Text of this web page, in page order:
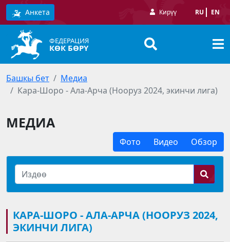
Анкета Кирүү RU EN
ФЕДЕРАЦИЯ
КӨК БӨРҮ
Башкы бет
Медиа
Кара-Шоро - Ала-Арча (Нооруз 2024, экинчи лига)
МЕДИА
Фото Видео Обзор
КАРА-ШОРО - АЛА-АРЧА (НООРУЗ 2024,
ЭКИНЧИ ЛИГА)